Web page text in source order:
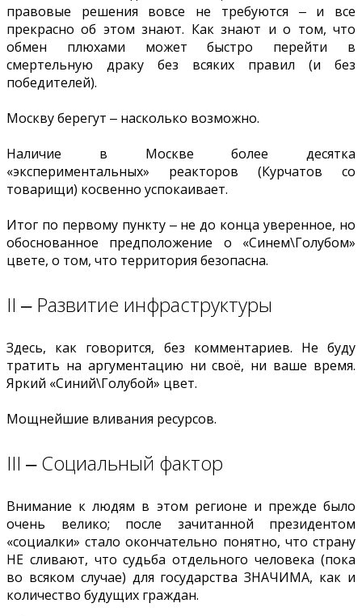
правовые решения вовсе не требуются ‒ и все
прекрасно об этом знают. Как знают и о том, что
обмен плюхами может быстро перейти в
смертельную драку без всяких правил (и без
победителей).
Москву берегут ‒ насколько возможно.
Наличие в Москве более десятка
«экспериментальных» реакторов (Курчатов со
товарищи) косвенно успокаивает.
Итог по первому пункту ‒ не до конца уверенное, но
обоснованное предположение о «Синем\Голубом»
цвете, о том, что территория безопасна.
II ‒ Развитие инфраструктуры
Здесь, как говорится, без комментариев. Не буду
тратить на аргументацию ни своё, ни ваше время.
Яркий «Синий\Голубой» цвет.
Мощнейшие вливания ресурсов.
III ‒ Социальный фактор
Внимание к людям в этом регионе и прежде было
очень велико; после зачитанной президентом
«социалки» стало окончательно понятно, что страну
НЕ сливают, что судьба отдельного человека (пока
во всяком случае) для государства ЗНАЧИМА, как и
количество будущих граждан.